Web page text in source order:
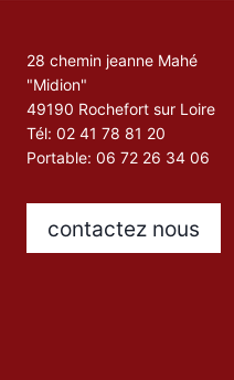
28 chemin jeanne Mahé
"Midion"
49190 Rochefort sur Loire
Tél: 02 41 78 81 20
Portable: 06 72 26 34 06
contactez nous